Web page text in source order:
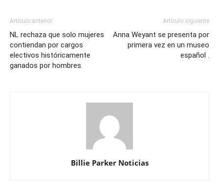
Artículo anterior
NL rechaza que solo mujeres
contiendan por cargos
electivos históricamente
ganados por hombres.
Artículo siguiente
Anna Weyant se presenta por
primera vez en un museo
español .
Billie Parker Noticias